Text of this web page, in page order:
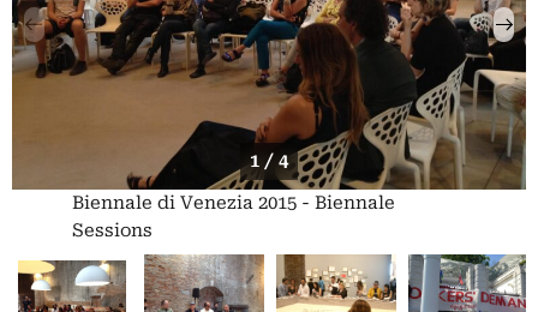
1 / 4
Biennale di Venezia 2015 - Biennale
Sessions